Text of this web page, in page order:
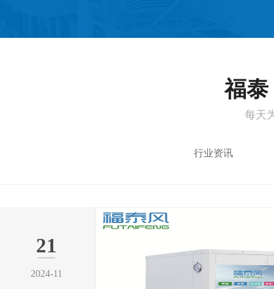
福泰
每天
行业资讯